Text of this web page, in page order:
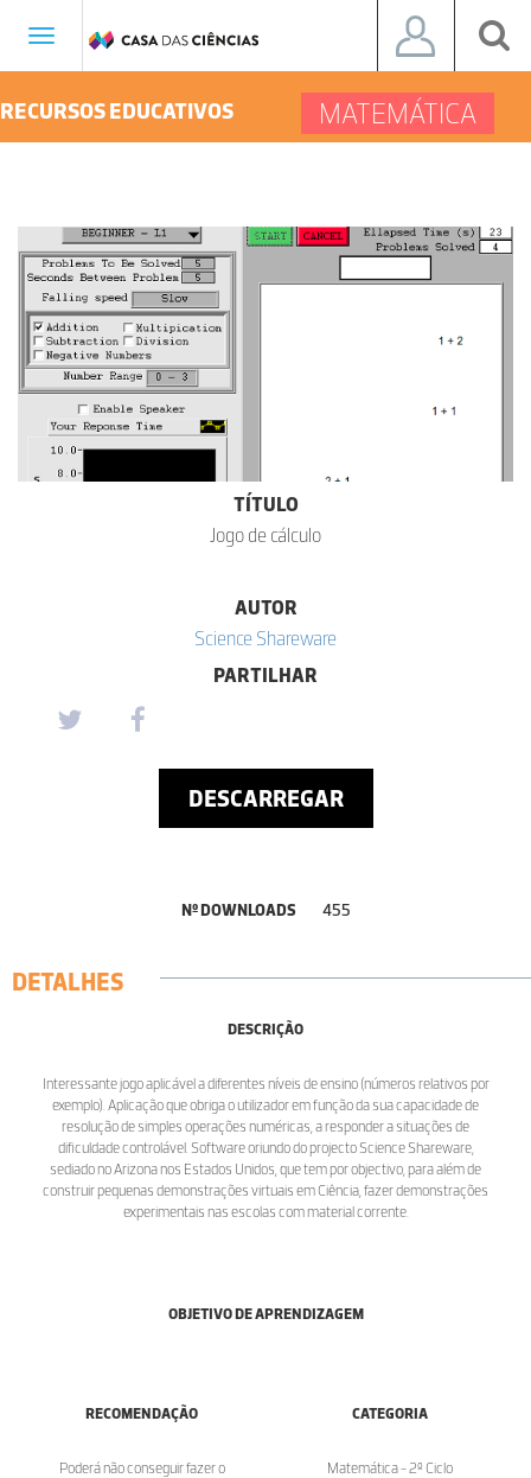
Toggle
RECURSOS EDUCATIVOS MATEMÁTICA
TÍTULO
Jogo de cálculo
AUTOR
Science Shareware
PARTILHAR
DESCARREGAR
Nº DOWNLOADS 455
DETALHES
DESCRIÇÃO
Interessante jogo aplicável a diferentes níveis de ensino (números relativos por
exemplo). Aplicação que obriga o utilizador em função da sua capacidade de
resolução de simples operações numéricas, a responder a situações de
dificuldade controlável. Software oriundo do projecto Science Shareware,
sediado no Arizona nos Estados Unidos, que tem por objectivo, para além de
construir pequenas demonstrações virtuais em Ciência, fazer demonstrações
experimentais nas escolas com material corrente.
OBJETIVO DE APRENDIZAGEM
RECOMENDAÇÃO
Poderá não conseguir fazer o
CATEGORIA
Matemática - 2º Ciclo